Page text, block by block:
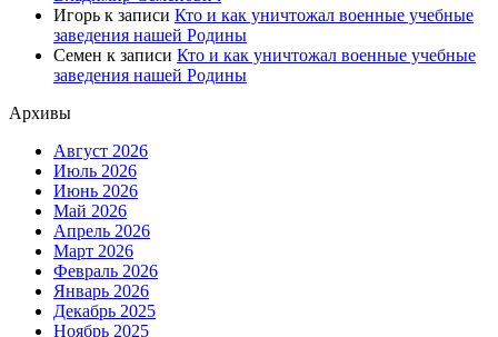
Игорь к записи Кто и как уничтожал военные учебные
заведения нашей Родины
Семен к записи Кто и как уничтожал военные учебные
заведения нашей Родины
Архивы
Август 2026
Июль 2026
Июнь 2026
Май 2026
Апрель 2026
Март 2026
Февраль 2026
Январь 2026
Декабрь 2025
Ноябрь 2025